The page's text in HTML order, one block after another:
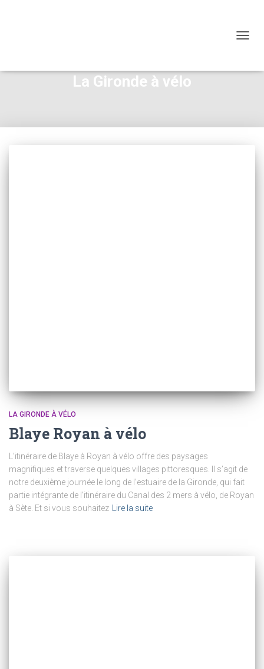
La Gironde à vélo
LA GIRONDE À VÉLO
Blaye Royan à vélo
L’itinéraire de Blaye à Royan à vélo offre des paysages
magnifiques et traverse quelques villages pittoresques. Il s’agit de
notre deuxième journée le long de l’estuaire de la Gironde, qui fait
partie intégrante de l’itinéraire du Canal des 2 mers à vélo, de Royan
à Sète. Et si vous souhaitez
Lire la suite